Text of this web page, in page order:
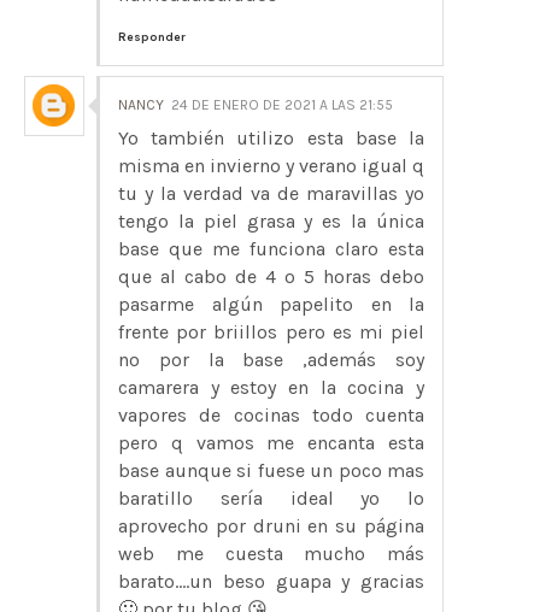
Responder
NANCY 24 DE ENERO DE 2021 A LAS 21:55
Yo también utilizo esta base la
misma en invierno y verano igual q
tu y la verdad va de maravillas yo
tengo la piel grasa y es la única
base que me funciona claro esta
que al cabo de 4 o 5 horas debo
pasarme algún papelito en la
frente por briillos pero es mi piel
no por la base ,además soy
camarera y estoy en la cocina y
vapores de cocinas todo cuenta
pero q vamos me encanta esta
base aunque si fuese un poco mas
baratillo sería ideal yo lo
aprovecho por druni en su página
web me cuesta mucho más
barato....un beso guapa y gracias